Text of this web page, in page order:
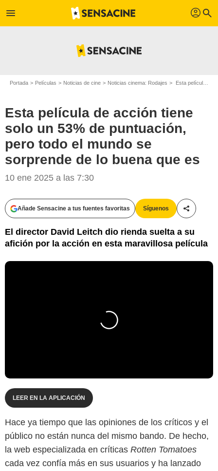
menu profil search
Portada Películas Noticias de cine Noticias cinema: Rodajes Esta película de acción tiene solo un 53% de puntuación, pero todo el mundo se sorprende de lo buena que es
Esta película de acción tiene
solo un 53% de puntuación,
pero todo el mundo se
sorprende de lo buena que es
10 ene 2025 a las 7:30
Añade Sensacine a tus fuentes favoritas Síguenos
El director David Leitch dio rienda suelta a su
afición por la acción en esta maravillosa película
LEER EN LA APLICACIÓN
Hace ya tiempo que las opiniones de los críticos y el
público no están nunca del mismo bando. De hecho,
la web especializada en críticas Rotten Tomatoes
cada vez confía más en sus usuarios y ha lanzado